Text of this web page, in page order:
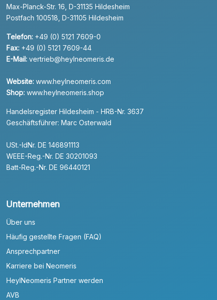
Max-Planck-Str. 16, D-31135 Hildesheim
Postfach 100518, D-31105 Hildesheim
Telefon: +49 (0) 5121 7609-0
Fax: +49 (0) 5121 7609-44
E-Mail: vertrieb@heylneomeris.de
Website: www.heylneomeris.com
Shop: www.heylneomeris.shop
Handelsregister Hildesheim - HRB-Nr. 3637
Geschäftsführer: Marc Osterwald
USt.-IdNr. DE 146891113
WEEE-Reg.-Nr. DE 30201093
Batt-Reg.-Nr. DE 96440121
Unternehmen
Über uns
Häufig gestellte Fragen (FAQ)
Ansprechpartner
Karriere bei Neomeris
HeylNeomeris Partner werden
AVB